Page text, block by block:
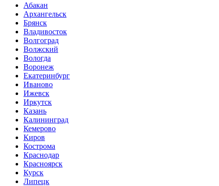
Абакан
Архангельск
Брянск
Владивосток
Волгоград
Волжский
Вологда
Воронеж
Екатеринбург
Иваново
Ижевск
Иркутск
Казань
Калининград
Кемерово
Киров
Кострома
Краснодар
Красноярск
Курск
Липецк